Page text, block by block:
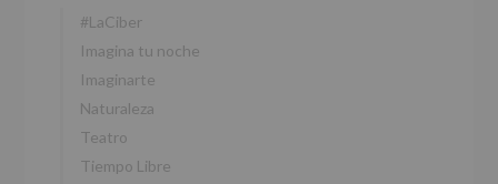
27
abril
de
2016)
AYUNTAMIENTO
DE
#LaCiber
Imagina tu noche
Imaginarte
Naturaleza
Teatro
Tiempo Libre